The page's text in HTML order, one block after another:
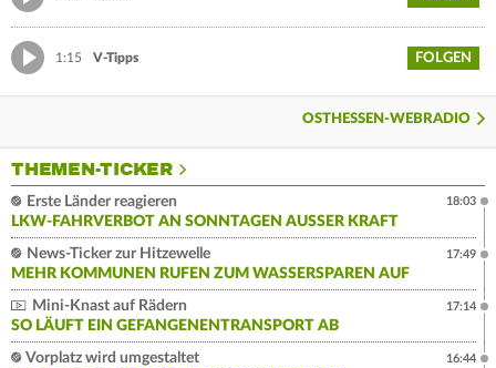
1:15 V-Tipps FOLGEN
OSTHESSEN-WEBRADIO
THEMEN-TICKER
Erste Länder reagieren
LKW-FAHRVERBOT AN SONNTAGEN AUSSER KRAFT
18:03
News-Ticker zur Hitzewelle
MEHR KOMMUNEN RUFEN ZUM WASSERSPAREN AUF
17:49
Mini-Knast auf Rädern
SO LÄUFT EIN GEFANGENENTRANSPORT AB
17:14
Vorplatz wird umgestaltet
16:44